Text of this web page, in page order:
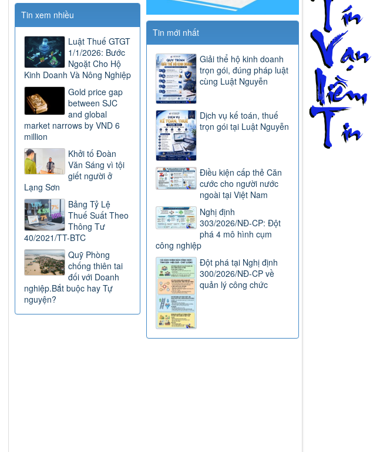
Tin mới nhất
Giải thể hộ kinh doanh
trọn gói, đúng pháp luật
cùng Luật Nguyễn
Dịch vụ kế toán, thuế
trọn gói tại Luật Nguyễn
Điều kiện cấp thẻ Căn
cước cho người nước
ngoài tại Việt Nam
Nghị định
303/2026/NĐ-CP: Đột
phá 4 mô hình cụm
công nghiệp
Đột phá tại Nghị định
300/2026/NĐ-CP về
quản lý công chức
Tin xem nhiều
Luật Thuế GTGT
1/1/2026: Bước
Ngoặt Cho Hộ
Kinh Doanh Và Nông Nghiệp
Gold price gap
between SJC
and global
market narrows by VND 6
million
Khởi tố Đoàn
Văn Sáng vì tội
giết người ở
Lạng Sơn
Bảng Tỷ Lệ
Thuế Suất Theo
Thông Tư
40/2021/TT-BTC
Quỹ Phòng
chống thiên tai
đối với Doanh
nghiệp.Bắt buộc hay Tự
nguyện?